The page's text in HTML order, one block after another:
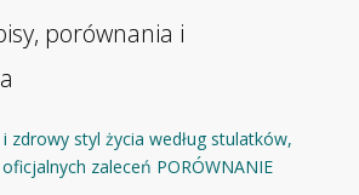
porównania i
zdrowy styl życia według stulatków,
zaleceń PORÓWNANIE